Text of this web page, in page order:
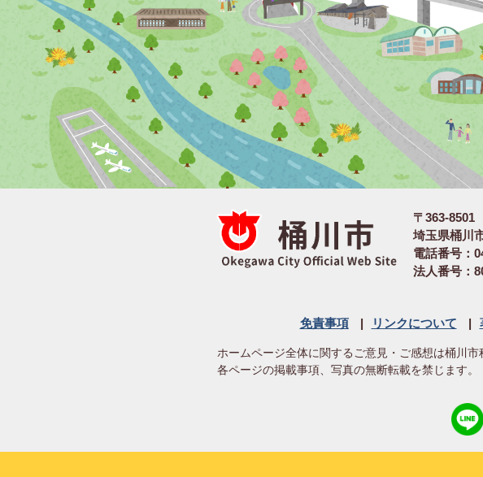
〒363-8501
埼玉県桶川
電話番号：
法人番号：
免責事項 リンクについて
ホームページ全体に関するご意見・ご感想は桶川
各ページの掲載事項、写真の無断転載を禁じます。